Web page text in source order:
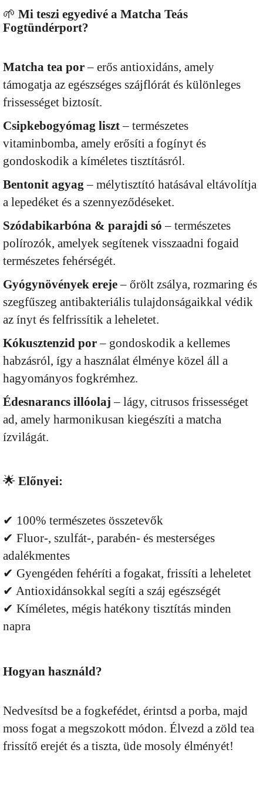
🌱 Mi teszi egyedivé a Matcha Teás
Fogtündérport?
Matcha tea por– erős antioxidáns, amely
támogatja az egészséges szájflórát és különleges
frissességet biztosít.
Csipkebogyómag liszt– természetes
vitaminbomba, amely erősíti a fogínyt és
gondoskodik a kíméletes tisztításról.
Bentonit agyag – mélytisztító hatásával eltávolítja
a lepedéket és a szennyeződéseket.
Szódabikarbóna & parajdi só – természetes
polírozók, amelyek segítenek visszaadni fogaid
természetes fehérségét.
Gyógynövények ereje– őrölt zsálya, rozmaring és
szegfűszeg antibakteriális tulajdonságaikkal védik
az ínyt és felfrissítik a leheletet.
Kókusztenzid por– gondoskodik a kellemes
habzásról, így a használat élménye közel áll a
hagyományos fogkrémhez.
Édesnarancs illóolaj – lágy, citrusos frissességet
ad, amely harmonikusan kiegészíti a matcha
ízvilágát.
🌟 Előnyei:
✔ 100% természetes összetevők
✔ Fluor-, szulfát-, parabén- és mesterséges
adalékmentes
✔ Gyengéden fehéríti a fogakat, frissíti a leheletet
✔ Antioxidánsokkal segíti a száj egészségét
✔ Kíméletes, mégis hatékony tisztítás minden
napra
Hogyan használd?
Nedvesítsd be a fogkefédet, érintsd a porba, majd
moss fogat a megszokott módon. Élvezd a zöld tea
frissítő erejét és a tiszta, üde mosoly élményét!